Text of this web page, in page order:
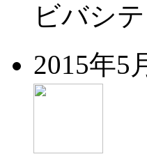
ビバシ
2015年5